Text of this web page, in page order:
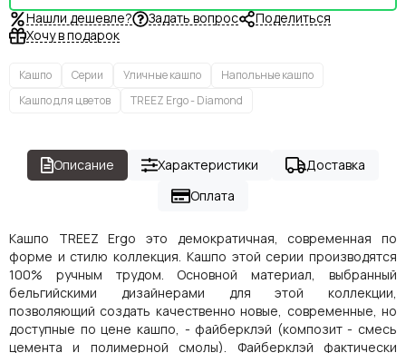
Нашли дешевле? Задать вопрос
Поделиться
Хочу в подарок
Кашпо Серии Уличные кашпо
Напольные кашпо
Кашпо для цветов
TREEZ Ergo - Diamond
Описание Характеристики
Доставка
Оплата
Кашпо TREEZ Ergo это демократичная, современная по
форме и стилю коллекция. Кашпо этой серии производятся
100% ручным трудом. Основной материал, выбранный
бельгийскими дизайнерами для этой коллекции,
позволяющий создать качественно новые, современные, но
доступные по цене кашпо, - файберклэй (композит - смесь
цемента и полимерной смолы). Файберклэй фактически